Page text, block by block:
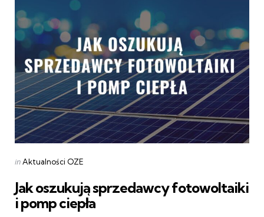
Categories
Posted
inAktualności OZE
Jak oszukują sprzedawcy fotowoltaiki
i pomp ciepła